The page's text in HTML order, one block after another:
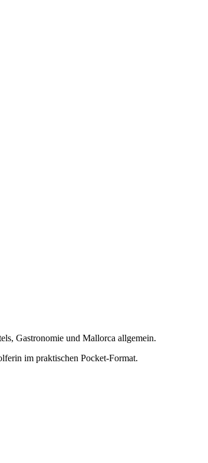
Gastronomie und Mallorca allgemein.
im praktischen Pocket-Format.